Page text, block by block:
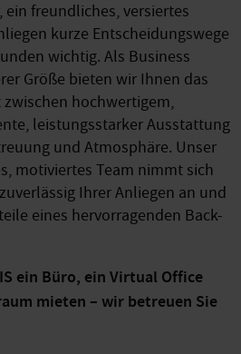
ein freundliches, versiertes
kurze Entscheidungswege
wichtig. Als Business
Größe bieten wir Ihnen das
hochwertigem,
leistungsstarker Ausstattung
und Atmosphäre. Unser
motiviertes Team nimmt sich
Ihrer Anliegen an und
eines hervorragenden Back-
ein Büro, ein Virtual Office
mieten – wir betreuen Sie